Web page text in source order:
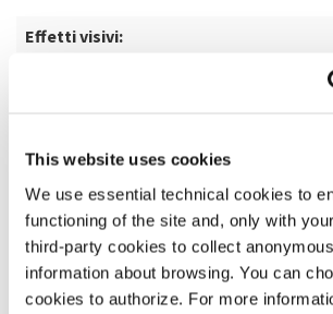
This website uses cookies
We use essential technical cookies to
functioning of the site and, only with
third-party cookies to collect
information about browsing. You can
cookies to authorize. For more
Effetti visivi:
SCOPRI DI PIÙ SUL FILM